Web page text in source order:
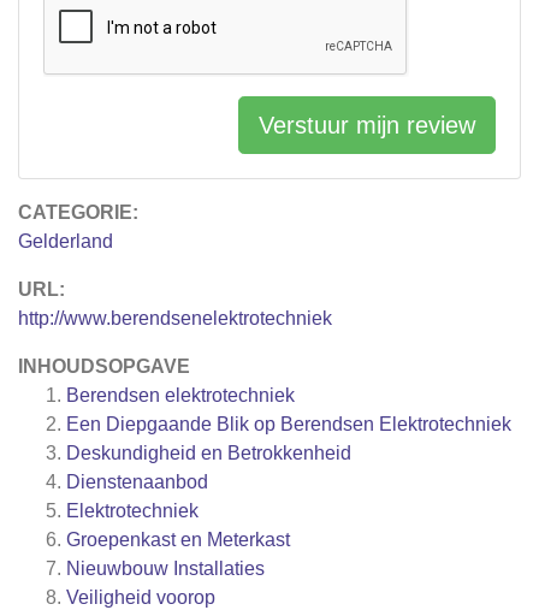
CATEGORIE:
Gelderland
URL:
http://www.berendsenelektrotechniek
INHOUDSOPGAVE
Berendsen elektrotechniek
Een Diepgaande Blik op Berendsen Elektrotechniek
Deskundigheid en Betrokkenheid
Dienstenaanbod
Elektrotechniek
Groepenkast en Meterkast
Nieuwbouw Installaties
Veiligheid voorop
Verstuur mijn review